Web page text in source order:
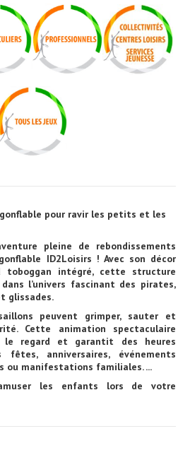
pour ravir les petits et les
pleine de rebondissements
ID2Loisirs ! Avec son décor
toboggan intégré, cette structure
l’univers fascinant des pirates,
glissades.
peuvent grimper, sauter et
Cette animation spectaculaire
le regard et garantit des heures
fêtes, anniversaires, événements
ou manifestations familiales. ...
les enfants lors de votre